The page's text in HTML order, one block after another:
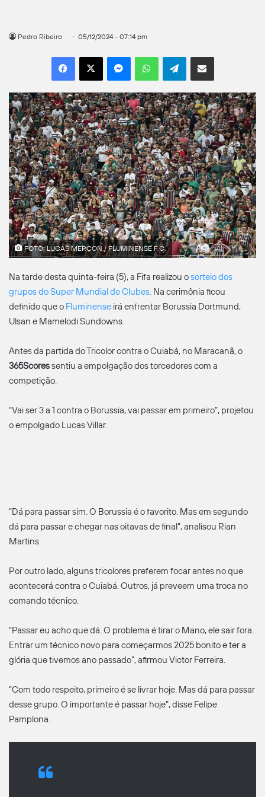
Pedro Ribeiro 05/12/2024 - 07:14 pm
Facebook
X MessengerWhatsAppTelegramCompartilhar por e-mail
FOTO: LUCAS MERÇON / FLUMINENSE F.C.
Na tarde desta quinta-feira (5), a Fifa realizou osorteio dos
grupos do Super Mundial de Clubes. Na cerimônia ficou
definido que o Fluminense irá enfrentar Borussia Dortmund,
Ulsan e Mamelodi Sundowns.
Antes da partida do Tricolor contra o Cuiabá, no Maracanã, o
365Scoressentiu a empolgação dos torcedores com a
competição.
“Vai ser 3 a 1 contra o Borussia, vai passar em primeiro”, projetou
o empolgado Lucas Villar.
“Dá para passar sim. O Borussia é o favorito. Mas em segundo
dá para passar e chegar nas oitavas de final”, analisou Rian
Martins.
Por outro lado, alguns tricolores preferem focar antes no que
acontecerá contra o Cuiabá. Outros, já preveem uma troca no
comando técnico.
“Passar eu acho que dá. O problema é tirar o Mano, ele sair fora.
Entrar um técnico novo para começarmos 2025 bonito e ter a
glória que tivemos ano passado”, afirmou Victor Ferreira.
“Com todo respeito, primeiro é se livrar hoje. Mas dá para passar
desse grupo. O importante é passar hoje”, disse Felipe
Pamplona.